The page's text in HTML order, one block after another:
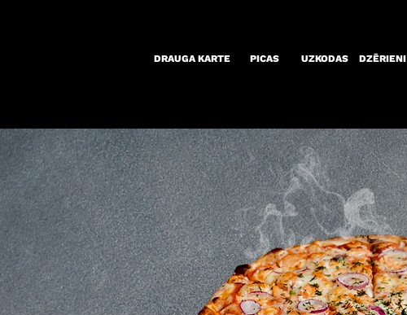
DRAUGA KARTE PICAS UZKODAS DZĒRIENI